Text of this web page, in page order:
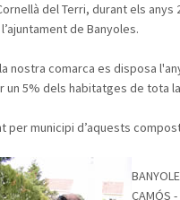
del Terri, durant els
de Banyoles.
nostra comarca es disposa
un 5% dels habitatges de tota
per municipi d’aquests
CAMÓS -